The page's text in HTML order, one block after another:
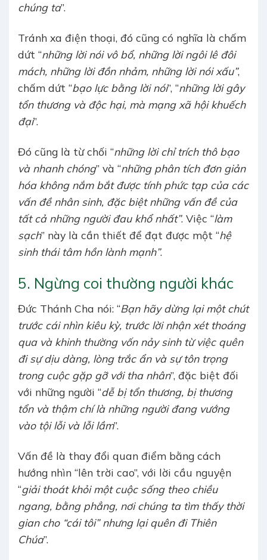
chúng ta”.
Tránh xa điện thoại, đó cũng có nghĩa là chấm
dứt “những lời nói vô bổ, những lời ngôi lê đôi
mách, những lời đồn nhảm, những lời nói xấu”,
chấm dứt “bạo lực bằng lời nói”, “những lời gây
tổn thương và độc hại, mà mạng xã hội khuếch
đại”.
Đó cũng là từ chối “những lời chỉ trích thô bạo
và nhanh chóng” và “những phân tích đơn giản
hóa không nắm bắt được tính phức tạp của các
vấn đề nhân sinh, đặc biệt những vấn đề của
tất cả những người đau khổ nhất”. Việc “làm
sạch” này là cần thiết để đạt được một “hệ
sinh thái tâm hồn lành mạnh”.
5. Ngừng coi thường người khác
Đức Thánh Cha nói: “Bạn hãy dừng lại một chút
trước cái nhìn kiêu kỳ, trước lời nhận xét thoáng
qua và khinh thường vốn nảy sinh từ việc quên
đi sự dịu dàng, lòng trắc ẩn và sự tôn trọng
trong cuộc gặp gỡ với tha nhân”, đặc biệt đối
với những người “dễ bị tổn thương, bị thương
tổn và thậm chí là những người đang vướng
vào tội lỗi và lỗi lầm”.
Vấn đề là thay đổi quan điểm bằng cách
hướng nhìn “lên trời cao”, với lời cầu nguyện
“giải thoát khỏi một cuộc sống theo chiều
ngang, bằng phẳng, nơi chúng ta tìm thấy thời
gian cho “cái tôi” nhưng lại quên đi Thiên
Chúa”.